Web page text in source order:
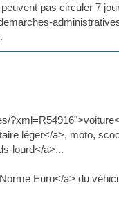
pas circuler 7
léger</a>, moto,
lourd</a>...
Euro</a> du